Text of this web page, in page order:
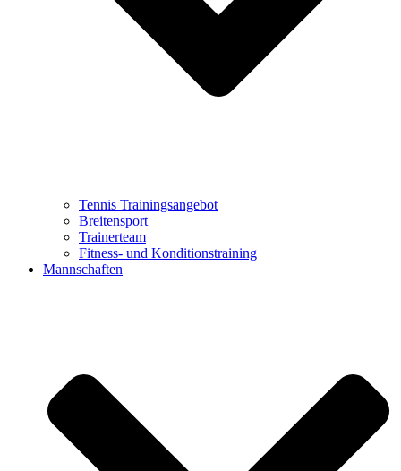
Tennis Trainingsangebot
Breitensport
Trainerteam
Fitness- und Konditionstraining
Mannschaften